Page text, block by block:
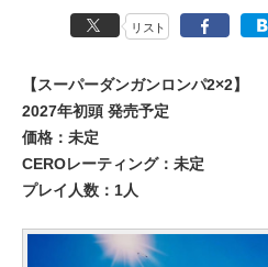
リスト
【スーパーダンガンロンパ2×2】
2027年初頭 発売予定
価格：未定
CEROレーティング：未定
プレイ人数：1人